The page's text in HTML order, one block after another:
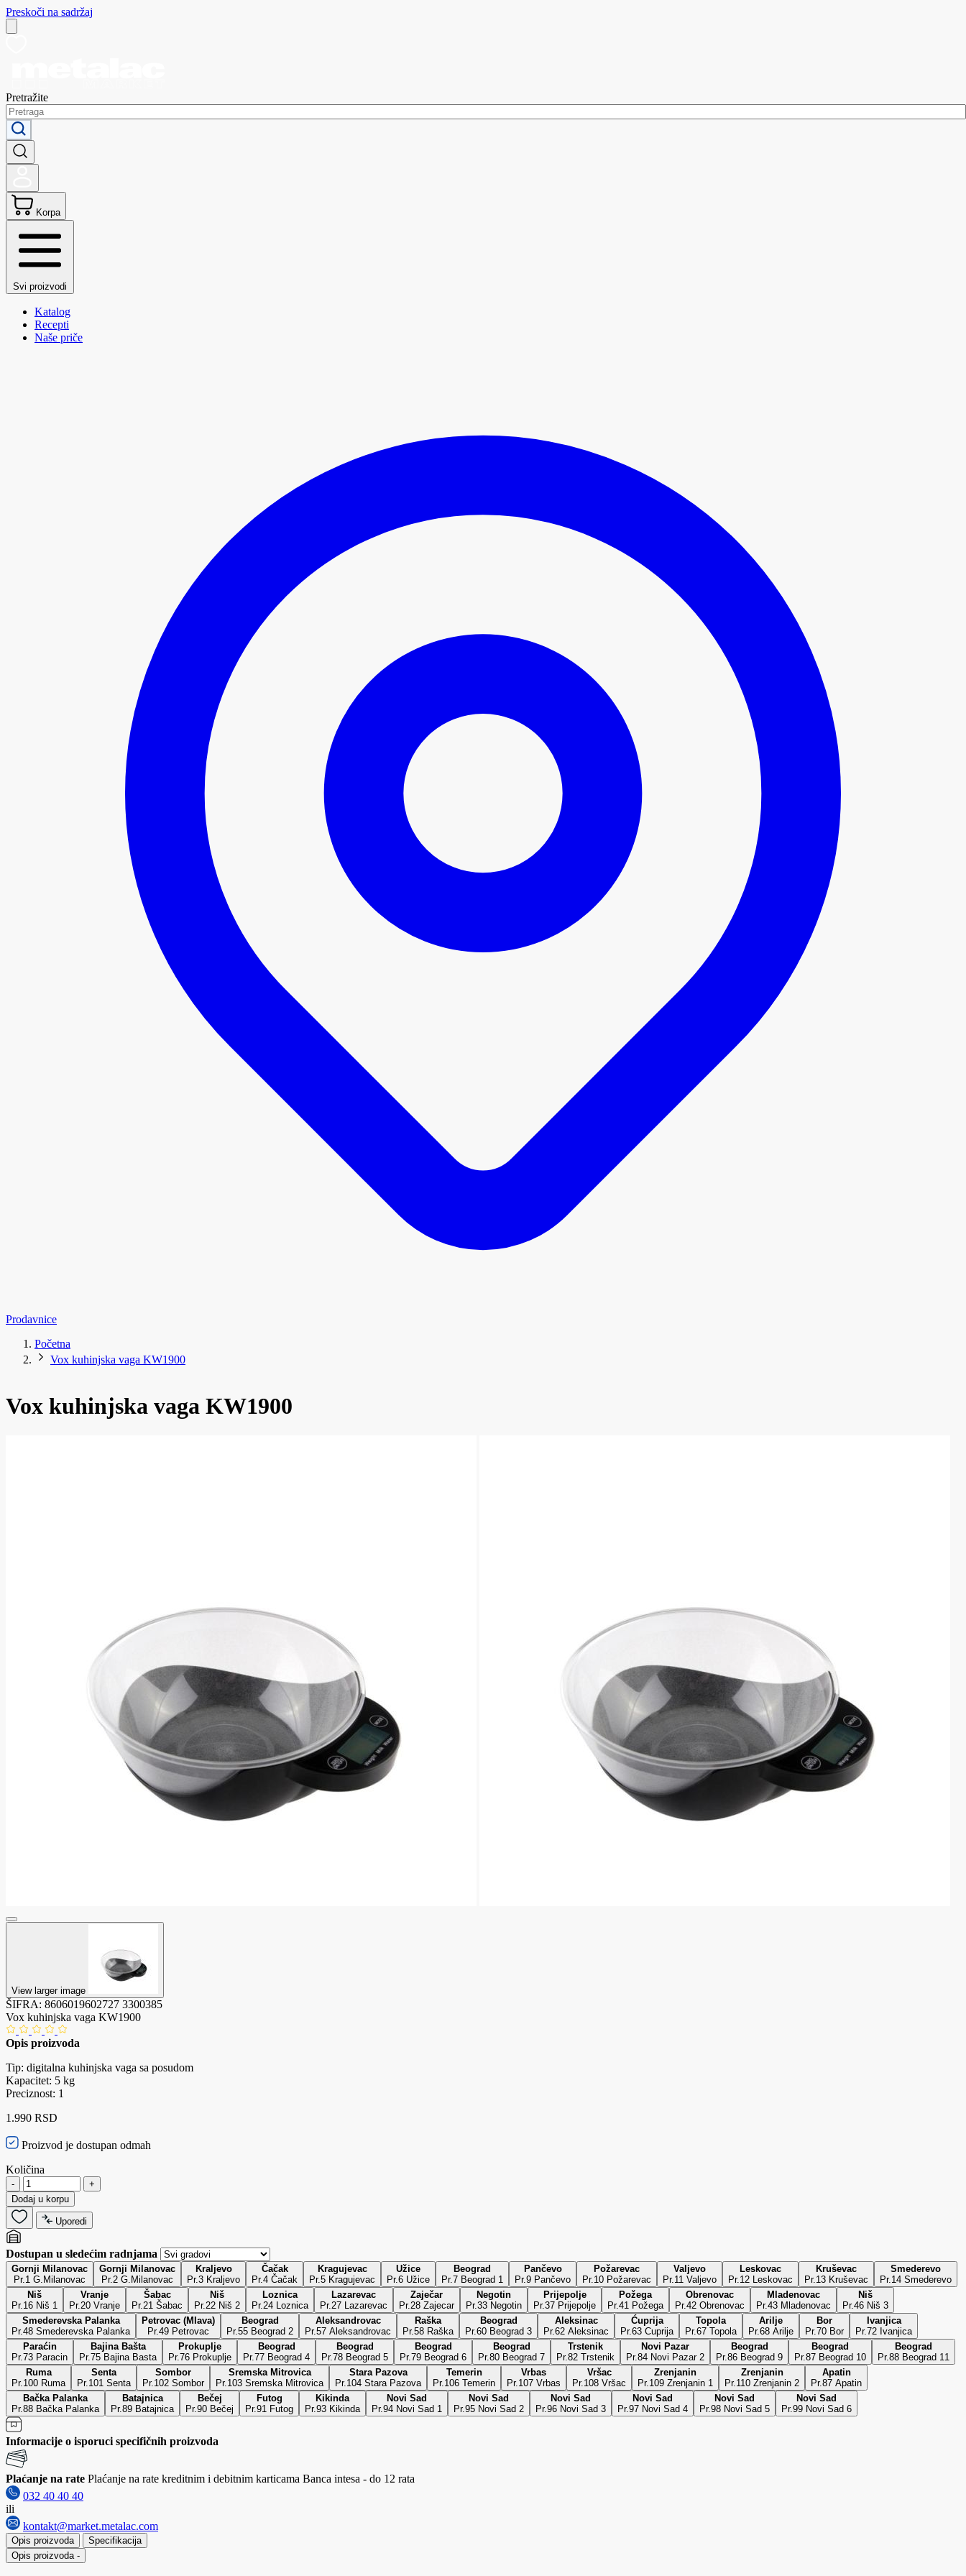
Preskoči na sadržaj
Pretražite
Korpa
Svi proizvodi
Katalog
Recepti
Naše priče
Prodavnice
Početna
Vox kuhinjska vaga KW1900
Vox kuhinjska vaga KW1900
View larger image
ŠIFRA: 8606019602727 3300385
Vox kuhinjska vaga KW1900
Opis proizvoda
Tip: digitalna kuhinjska vaga sa posudom
Kapacitet: 5 kg
Preciznost: 1
1.990 RSD
Proizvod je dostupan odmah
Količina
-
+
Dodaj u korpu
Uporedi
Dostupan u sledećim radnjama
Gornji Milanovac
Pr.1 G.Milanovac
Gornji Milanovac
Pr.2 G.Milanovac
Kraljevo
Pr.3 Kraljevo
Čačak
Pr.4 Čačak
Kragujevac
Pr.5 Kragujevac
Užice
Pr.6 Užice
Beograd
Pr.7 Beograd 1
Pančevo
Pr.9 Pančevo
Požarevac
Pr.10 Požarevac
Valjevo
Pr.11 Valjevo
Leskovac
Pr.12 Leskovac
Kruševac
Pr.13 Kruševac
Smederevo
Pr.14 Smederevo
Niš
Pr.16 Niš 1
Vranje
Pr.20 Vranje
Šabac
Pr.21 Šabac
Niš
Pr.22 Niš 2
Loznica
Pr.24 Loznica
Lazarevac
Pr.27 Lazarevac
Zaječar
Pr.28 Zajecar
Negotin
Pr.33 Negotin
Prijepolje
Pr.37 Prijepolje
Požega
Pr.41 Požega
Obrenovac
Pr.42 Obrenovac
Mladenovac
Pr.43 Mladenovac
Niš
Pr.46 Niš 3
Smederevska Palanka
Pr.48 Smederevska Palanka
Petrovac (Mlava)
Pr.49 Petrovac
Beograd
Pr.55 Beograd 2
Aleksandrovac
Pr.57 Aleksandrovac
Raška
Pr.58 Raška
Beograd
Pr.60 Beograd 3
Aleksinac
Pr.62 Aleksinac
Ćuprija
Pr.63 Cuprija
Topola
Pr.67 Topola
Arilje
Pr.68 Arilje
Bor
Pr.70 Bor
Ivanjica
Pr.72 Ivanjica
Paraćin
Pr.73 Paracin
Bajina Bašta
Pr.75 Bajina Basta
Prokuplje
Pr.76 Prokuplje
Beograd
Pr.77 Beograd 4
Beograd
Pr.78 Beograd 5
Beograd
Pr.79 Beograd 6
Beograd
Pr.80 Beograd 7
Trstenik
Pr.82 Trstenik
Novi Pazar
Pr.84 Novi Pazar 2
Beograd
Pr.86 Beograd 9
Beograd
Pr.87 Beograd 10
Beograd
Pr.88 Beograd 11
Ruma
Pr.100 Ruma
Senta
Pr.101 Senta
Sombor
Pr.102 Sombor
Sremska Mitrovica
Pr.103 Sremska Mitrovica
Stara Pazova
Pr.104 Stara Pazova
Temerin
Pr.106 Temerin
Vrbas
Pr.107 Vrbas
Vršac
Pr.108 Vršac
Zrenjanin
Pr.109 Zrenjanin 1
Zrenjanin
Pr.110 Zrenjanin 2
Apatin
Pr.87 Apatin
Bačka Palanka
Pr.88 Bačka Palanka
Batajnica
Pr.89 Batajnica
Bečej
Pr.90 Bečej
Futog
Pr.91 Futog
Kikinda
Pr.93 Kikinda
Novi Sad
Pr.94 Novi Sad 1
Novi Sad
Pr.95 Novi Sad 2
Novi Sad
Pr.96 Novi Sad 3
Novi Sad
Pr.97 Novi Sad 4
Novi Sad
Pr.98 Novi Sad 5
Novi Sad
Pr.99 Novi Sad 6
Informacije o isporuci specifičnih proizvoda
Plaćanje na rate Plaćanje na rate kreditnim i debitnim karticama Banca intesa - do 12 rata
032 40 40 40
ili
kontakt@market.metalac.com
Opis proizvoda
Specifikacija
Opis proizvoda -